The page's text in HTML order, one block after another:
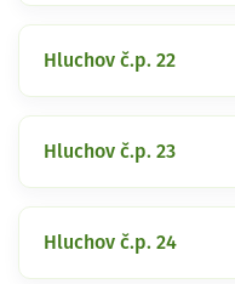
Hluchov č.p. 22
Hluchov č.p. 23
Hluchov č.p. 24